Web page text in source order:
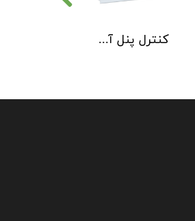
کنترل پنل آدرس پذیر C-TEC سری XFP دو لوپ 32 زون